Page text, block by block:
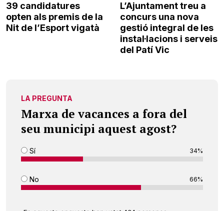
39 candidatures
opten als premis de la
Nit de l’Esport vigatà
L’Ajuntament treu a
concurs una nova
gestió integral de les
instal·lacions i serveis
del Patí Vic
LA PREGUNTA
Marxa de vacances a fora del
seu municipi aquest agost?
Sí 34%
No 66%